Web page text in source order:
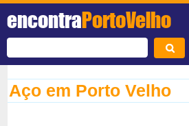
encontraPortoVelho
Aço em Porto Velho